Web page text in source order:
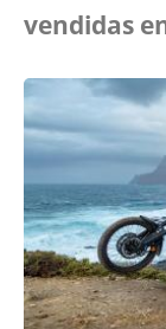
vendidas